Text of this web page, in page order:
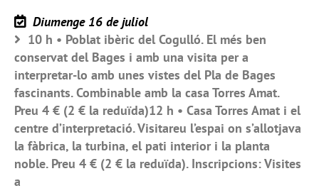
Diumenge 16 de juliol
10 h • Poblat ibèric del Cogulló. El més ben
conservat del Bages i amb una visita per a
interpretar-lo amb unes vistes del Pla de Bages
fascinants. Combinable amb la casa Torres Amat.
Preu 4 € (2 € la reduïda)12 h • Casa Torres Amat i el
centre d’interpretació. Visitareu l’espai on s’allotjava
la fàbrica, la turbina, el pati interior i la planta
noble. Preu 4 € (2 € la reduïda). Inscripcions: Visites
a